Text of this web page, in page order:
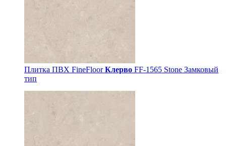
Плитка ПВХ FineFloorКлерво FF-1565 Stone Замковый
тип